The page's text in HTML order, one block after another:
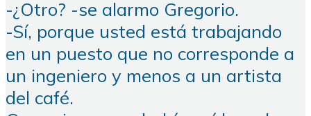
-¿Otro? -se alarmo Gregorio.
-Sí, porque usted está trabajando
en un puesto que no corresponde a
un ingeniero y menos a un artista
del café.